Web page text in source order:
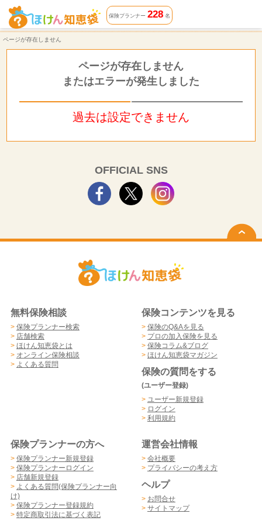
ページが存在しません | ほけん知恵袋
保険プランナー 228名
ページが存在しません
ページが存在しません
またはエラーが発生しました
過去は設定できません
OFFICIAL SNS
無料保険相談
> 保険プランナー検索
> 店舗検索
> ほけん知恵袋とは
> オンライン保険相談
> よくある質問
保険コンテンツを見る
> 保険のQ&Aを見る
> プロの加入保険を見る
> 保険コラム&ブログ
> ほけん知恵袋マガジン
保険の質問をする
(ユーザー登録)
> ユーザー新規登録
> ログイン
> 利用規約
保険プランナーの方へ
> 保険プランナー新規登録
> 保険プランナーログイン
> 店舗新規登録
> よくある質問(保険プランナー向
け)
> 保険プランナー登録規約
> 特定商取引法に基づく表記
運営会社情報
> 会社概要
> プライバシーの考え方
ヘルプ
> お問合せ
> サイトマップ